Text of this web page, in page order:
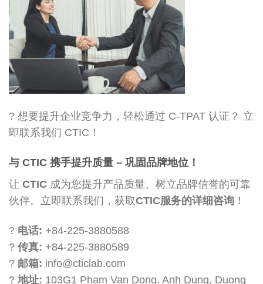
? 想要提升企业竞争力，轻松通过 C-TPAT 认证？ 立
即联系我们 CTIC！
与 CTIC 携手提升质量 – 巩固品牌地位！
让 CTIC 成为您提升产品质量、树立品牌信誉的可靠
伙伴。立即联系我们，获取CTIC服务的详细咨询 ！
? 电话: +84-225-3880588
? 传真: +84-225-3880589
? 邮箱: info@cticlab.com
? 地址: 103G1 Pham Van Dong, Anh Dung, Duong